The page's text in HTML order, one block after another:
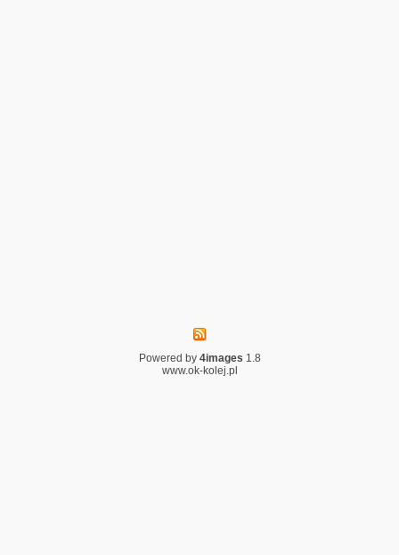
Powered by 4images 1.8
www.ok-kolej.pl